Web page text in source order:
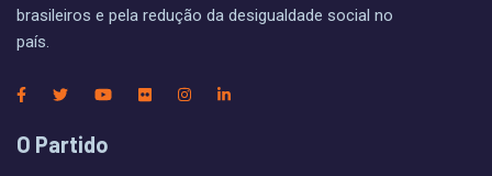
brasileiros e pela redução da desigualdade social no
país.
O Partido